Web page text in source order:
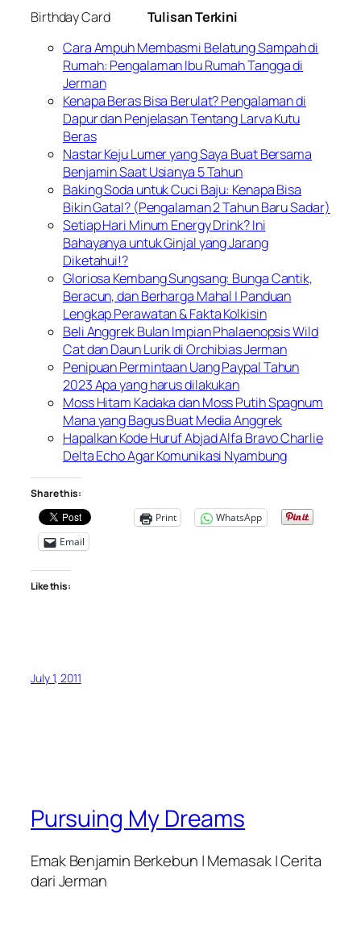
Birthday Card
Tulisan Terkini
Cara Ampuh Membasmi Belatung Sampah di
Rumah: Pengalaman Ibu Rumah Tangga di
Jerman
Kenapa Beras Bisa Berulat? Pengalaman di
Dapur dan Penjelasan Tentang Larva Kutu
Beras
Nastar Keju Lumer yang Saya Buat Bersama
Benjamin Saat Usianya 5 Tahun
Baking Soda untuk Cuci Baju: Kenapa Bisa
Bikin Gatal? (Pengalaman 2 Tahun Baru Sadar)
Setiap Hari Minum Energy Drink? Ini
Bahayanya untuk Ginjal yang Jarang
Diketahui!?
Gloriosa Kembang Sungsang: Bunga Cantik,
Beracun, dan Berharga Mahal | Panduan
Lengkap Perawatan & Fakta Kolkisin
Beli Anggrek Bulan Impian Phalaenopsis Wild
Cat dan Daun Lurik di Orchibias Jerman
Penipuan Permintaan Uang Paypal Tahun
2023 Apa yang harus dilakukan
Moss Hitam Kadaka dan Moss Putih Spagnum
Mana yang Bagus Buat Media Anggrek
Hapalkan Kode Huruf Abjad Alfa Bravo Charlie
Delta Echo Agar Komunikasi Nyambung
Share this:
Print
WhatsApp
Email
Like this:
July 1, 2011
Pursuing My Dreams
Emak Benjamin Berkebun | Memasak | Cerita
dari Jerman